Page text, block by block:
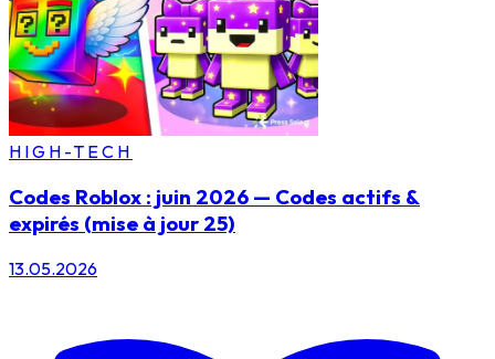
HIGH-TECH
Codes Roblox : juin 2026 — Codes actifs &
expirés (mise à jour 25)
13.05.2026